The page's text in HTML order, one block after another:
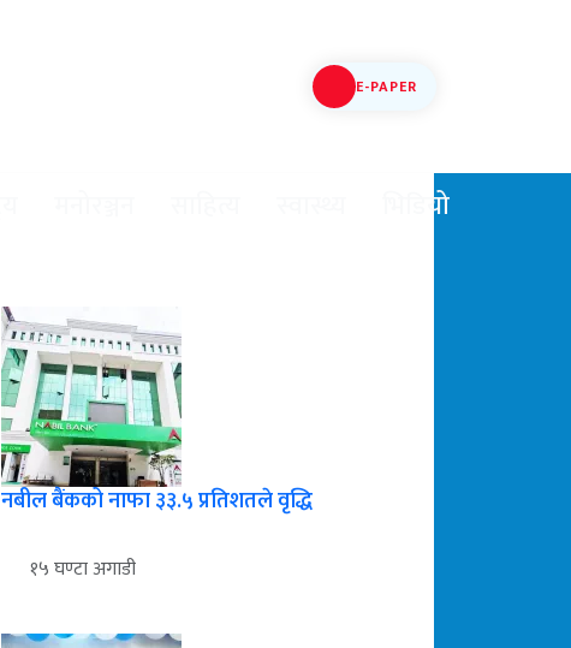
E-PAPER
भिडियो
नबील बैंकको नाफा ३३.५ प्रतिशतले वृद्धि
१५ घण्टा अगाडी